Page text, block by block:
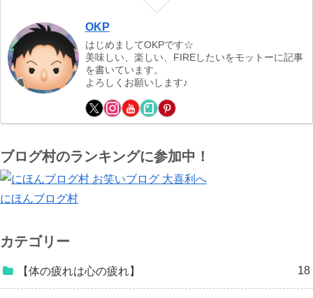
OKP
はじめましてOKPです☆
美味しい、楽しい、FIREしたいをモットーに記事
を書いています。
よろしくお願いします♪
ブログ村のランキングに参加中！
にほんブログ村
カテゴリー
【体の疲れは心の疲れ】 18